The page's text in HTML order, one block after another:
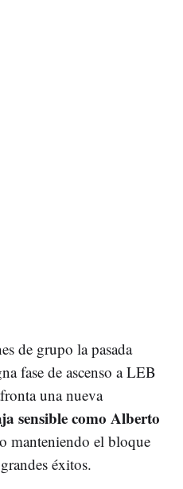
de grupo la pasada
fase de ascenso a LEB
una nueva
sensible como Alberto
manteniendo el bloque
éxitos.